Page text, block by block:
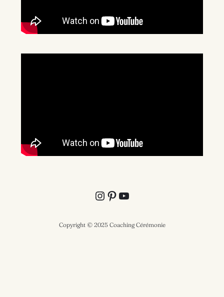
Instagram Pinterest YouTube
Copyright © 2025 Coaching Cérémonie